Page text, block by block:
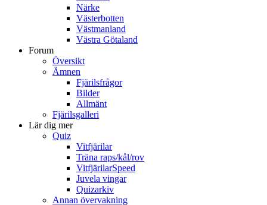
Närke
Västerbotten
Västmanland
Västra Götaland
Forum
Översikt
Ämnen
Fjärilsfrågor
Bilder
Allmänt
Fjärilsgalleri
Lär dig mer
Quiz
Vitfjärilar
Träna raps/kål/rov
VitfjärilarSpeed
Juvela vingar
Quizarkiv
Annan övervakning